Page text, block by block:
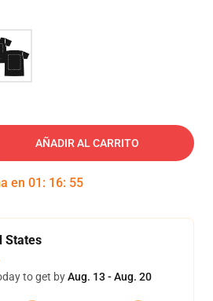
AÑADIR AL CARRITO
en 01 : 16: 54
States
to get byAug. 13 - Aug. 20